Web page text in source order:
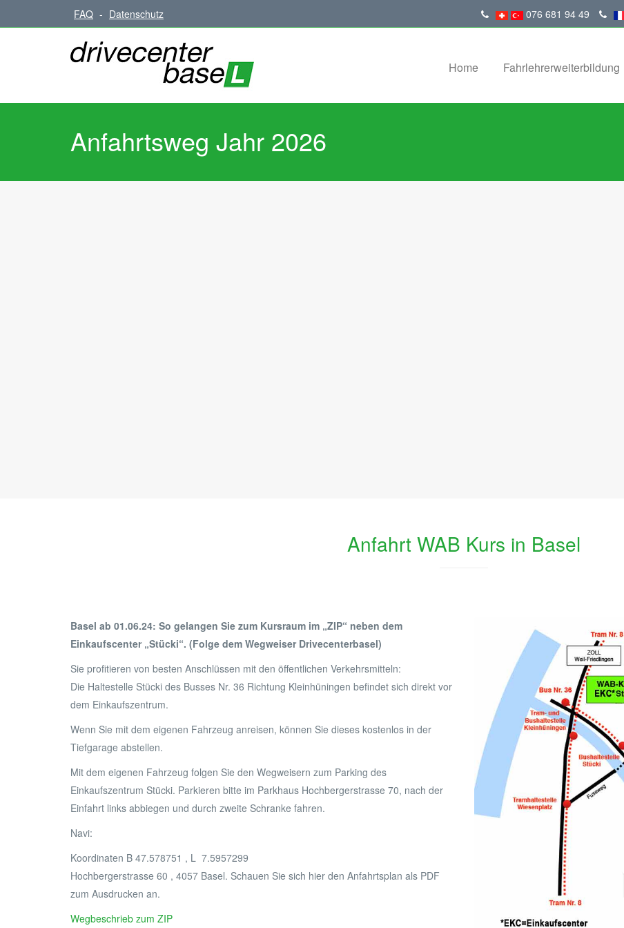
FAQ - Datenschutz 076 681 94 49
Home Fahrlehrerweiterbildung
Anfahrtsweg Jahr 2026
Anfahrt WAB Kurs in Basel
Basel ab 01.06.24: So gelangen Sie zum Kursraum im „ZIP“ neben dem
Einkaufscenter „Stücki“. (Folge dem Wegweiser Drivecenterbasel)
Sie profitieren von besten Anschlüssen mit den öffentlichen Verkehrsmitteln:
Die Haltestelle Stücki des Busses Nr. 36 Richtung Kleinhüningen befindet sich direkt vor
dem Einkaufszentrum.
Wenn Sie mit dem eigenen Fahrzeug anreisen, können Sie dieses kostenlos in der
Tiefgarage abstellen.
Mit dem eigenen Fahrzeug folgen Sie den Wegweisern zum Parking des
Einkaufszentrum Stücki. Parkieren bitte im Parkhaus Hochbergerstrasse 70, nach der
Einfahrt links abbiegen und durch zweite Schranke fahren.
Navi:
Koordinaten B 47.578751 , L 7.5957299
Hochbergerstrasse 60 , 4057 Basel. Schauen Sie sich hier den Anfahrtsplan als PDF
zum Ausdrucken an.
Wegbeschrieb zum ZIP